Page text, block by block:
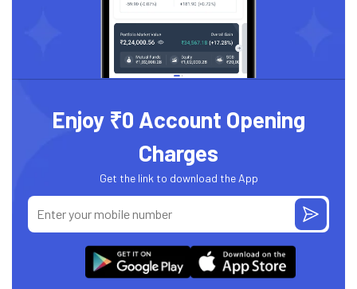
Enjoy ₹0 Account Opening
Charges
Get the link to download the App